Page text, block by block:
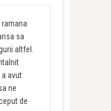
sa
altfel.
avut
ne
de